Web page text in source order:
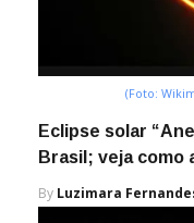
(Foto:
Eclipse solar
Brasil; veja como
By Luzimara